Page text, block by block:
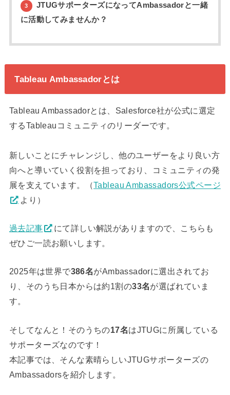
3
JTUGサポーターズになってAmbassadorと一緒
に活動してみませんか？
Tableau Ambassadorとは
Tableau Ambassadorとは、Salesforce社が公式に選定
するTableauコミュニティのリーダーです。
新しいことにチャレンジし、他のユーザーをより良い方
向へと導いていく役割を担っており、コミュニティの発
展を支えています。（Tableau Ambassadors公式ページ
より）
過去記事
にて詳しい解説がありますので、こちらも
ぜひご一読お願いします。
2025年は世界で386名がAmbassadorに選出されてお
り、そのうち日本からは約1割の33名が選ばれていま
す。
そしてなんと！そのうちの17名はJTUGに所属している
サポーターズなのです！
本記事では、そんな素晴らしいJTUGサポーターズの
Ambassadorsを紹介します。